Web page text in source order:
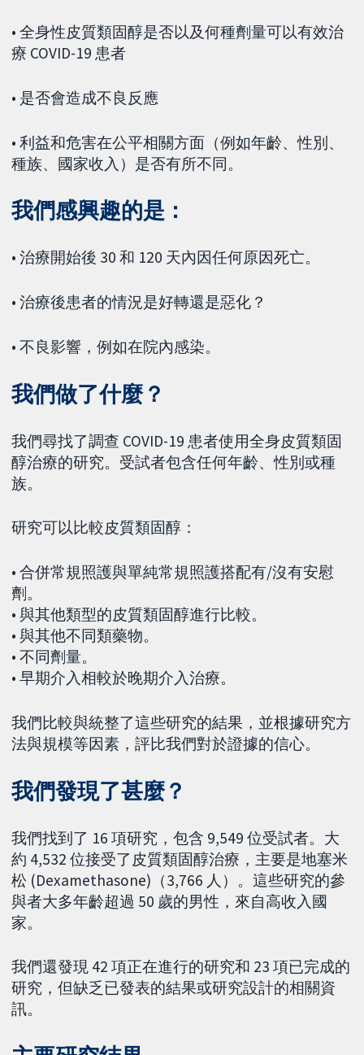
• 全身性皮質類固醇是否以及何種劑量可以有效治
療 COVID-19 患者
• 是否會造成不良反應
• 利益和危害在公平相關方面（例如年齡、性別、
種族、國家收入）是否有所不同。
我們感興趣的是：
• 治療開始後 30 和 120 天內因任何原因死亡。
• 治療後患者的情況是好轉還是惡化？
• 不良影響，例如在院內感染。
我們做了什麼？
我們尋找了調查 COVID-19 患者使用全身皮質類固
醇治療的研究。受試者包含任何年齡、性別或種
族。
研究可以比較皮質類固醇：
• 合併常規照護與單純常規照護搭配有/沒有安慰
劑。
• 與其他類型的皮質類固醇進行比較。
• 與其他不同類藥物。
• 不同劑量。
• 早期介入相較於晚期介入治療。
我們比較與統整了這些研究的結果，並根據研究方
法與規模等因素，評比我們對於證據的信心。
我們發現了甚麼？
我們找到了 16 項研究，包含 9,549 位受試者。大
約 4,532 位接受了皮質類固醇治療，主要是地塞米
松 (Dexamethasone)（3,766 人）。這些研究的參
與者大多年齡超過 50 歲的男性，來自高收入國
家。
我們還發現 42 項正在進行的研究和 23 項已完成的
研究，但缺乏已發表的結果或研究設計的相關資
訊。